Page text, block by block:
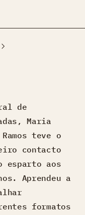
de
Maria
teve o
contacto
esparto aos
Aprendeu a
formatos